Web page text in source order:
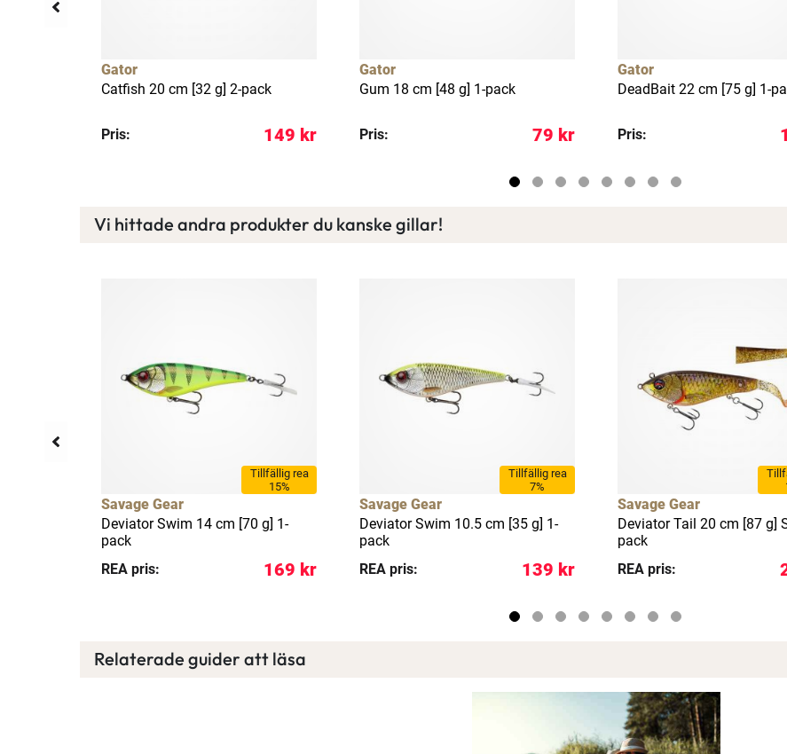
Gator
Catfish 20 cm [32 g] 2-pack
Pris: 149 kr
Gator
Gum 18 cm [48 g] 1-pack
Pris: 79 kr
Gator
DeadBait 22 cm [75 g] 1-
Pris:
Vi hittade andra produkter du kanske gillar!
Tillfällig rea
15%
Savage Gear
Deviator Swim 14 cm [70 g] 1-
pack
REA pris:
169 kr
Tillfällig rea
7%
Savage Gear
Deviator Swim 10.5 cm [35 g] 1-
pack
REA pris:
139 kr
Savage Gear
Deviator Tail 20 cm [87 g]
pack
REA pris:
Relaterade guider att läsa